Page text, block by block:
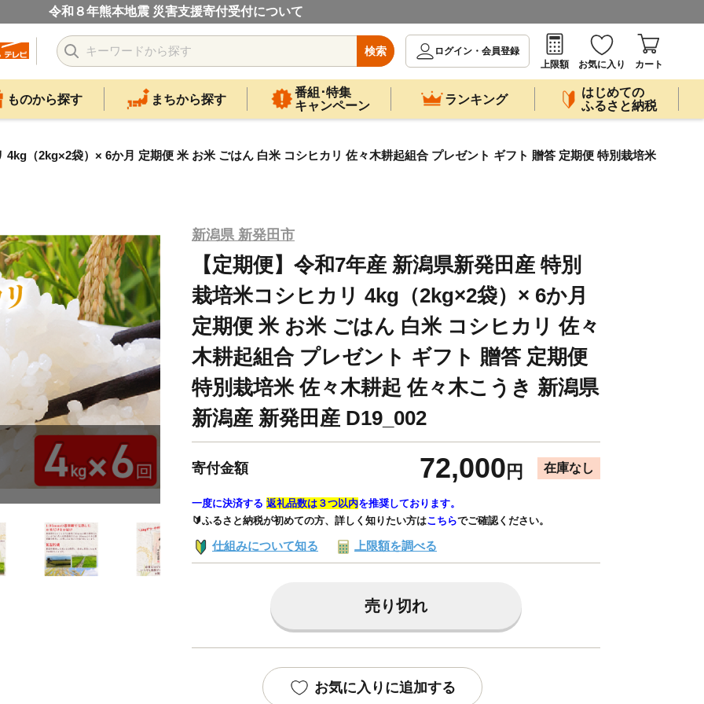
令和８年熊本地震 災害支援寄付受付について
検索
ログイン・会員登録
上限額
お気に入り カート
ものから探す まちから探す
番組･特集
キャンペーン
ランキング
はじめての
ふるさと納税
（2kg×2袋）× 6か月 定期便 米 お米 ごはん 白米 コシヒカリ 佐々木耕起組合 プレゼント ギフト 贈答 定期便 特別栽培米
新潟県 新発田市
【定期便】令和7年産 新潟県新発田産 特別
栽培米コシヒカリ 4kg（2kg×2袋）× 6か月
定期便 米 お米 ごはん 白米 コシヒカリ 佐々
木耕起組合 プレゼント ギフト 贈答 定期便
特別栽培米 佐々木耕起 佐々木こうき 新潟県
新潟産 新発田産 D19_002
寄付金額 72,000 円 在庫なし
一度に決済する 返礼品数は３つ以内を推奨しております。
🔰ふるさと納税が初めての方、詳しく知りたい方はこちらでご確認ください。
仕組みについて知る 上限額を調べる
売り切れ
お気に入りに追加する